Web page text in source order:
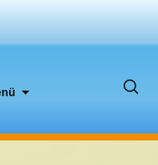
Suchen